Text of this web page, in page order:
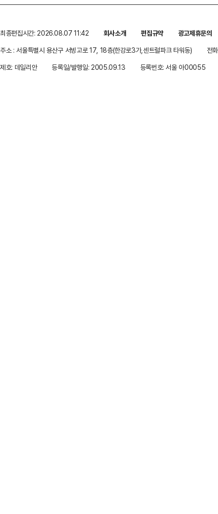
최종편집시간: 2026.08.07 11:42 회사소개 편집규약
광고제휴문의
주소 : 서울특별시 용산구 서빙고로 17, 18층(한강로3가,센트럴파크 타워동)
전
제호: 데일리안
등록일/발행일: 2005.09.13 등록번호: 서울 아00055